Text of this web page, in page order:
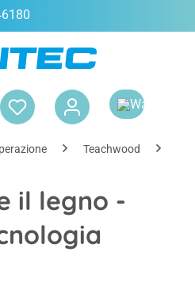
Teachwood
il legno -